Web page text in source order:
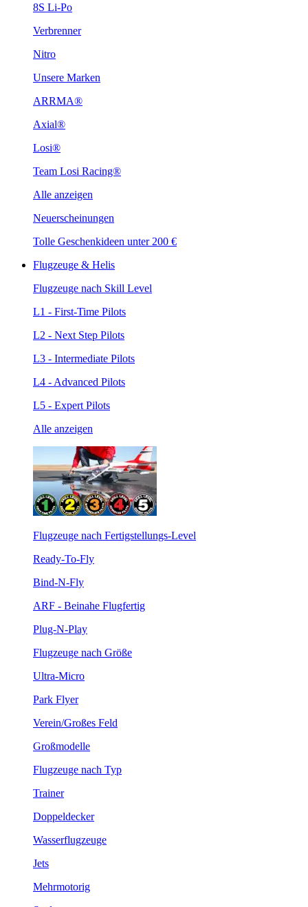
8S Li-Po
Verbrenner
Nitro
Unsere Marken
ARRMA®
Axial®
Losi®
Team Losi Racing®
Alle anzeigen
Neuerscheinungen
Tolle Geschenkideen unter 200 €
Flugzeuge & Helis
Flugzeuge nach Skill Level
L1 - First-Time Pilots
L2 - Next Step Pilots
L3 - Intermediate Pilots
L4 - Advanced Pilots
L5 - Expert Pilots
Alle anzeigen
Flugzeuge nach Fertigstellungs-Level
Ready-To-Fly
Bind-N-Fly
ARF - Beinahe Flugfertig
Plug-N-Play
Flugzeuge nach Größe
Ultra-Micro
Park Flyer
Verein/Großes Feld
Großmodelle
Flugzeuge nach Typ
Trainer
Doppeldecker
Wasserflugzeuge
Jets
Mehrmotorig